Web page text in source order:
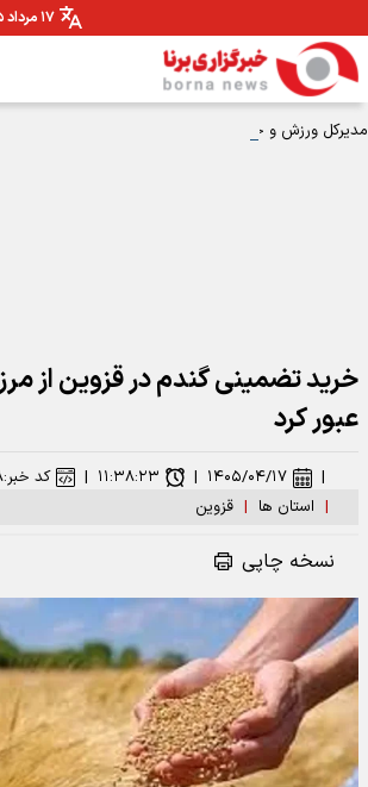
۱۷ مرداد ۱۴۰۵
مدیرکل ورزش و جوانان همدان: نیازمند تخصیص بودجه
عبور کرد
| استان ها | قزوین
| ۱۴۰۵/۰۴/۱۷ | ۱۱:۳۸:۲۳ | کد خبر:
نسخه چاپی